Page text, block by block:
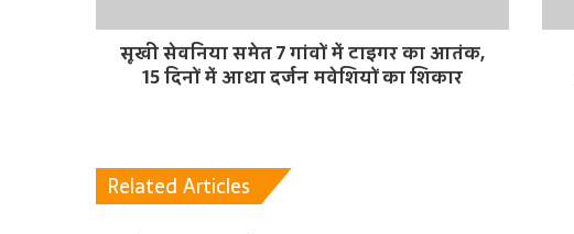
सूखी सेवनिया समेत 7 गांवों में टाइगर का आतंक,
15 दिनों में आधा दर्जन मवेशियों का शिकार
Related Articles